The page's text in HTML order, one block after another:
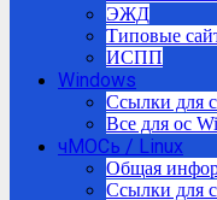
ЭЖД
Типовые
ИСПП
Windows
Ссылки для
Все для ос
чМОСь / Linux
Общая
Ссылки для